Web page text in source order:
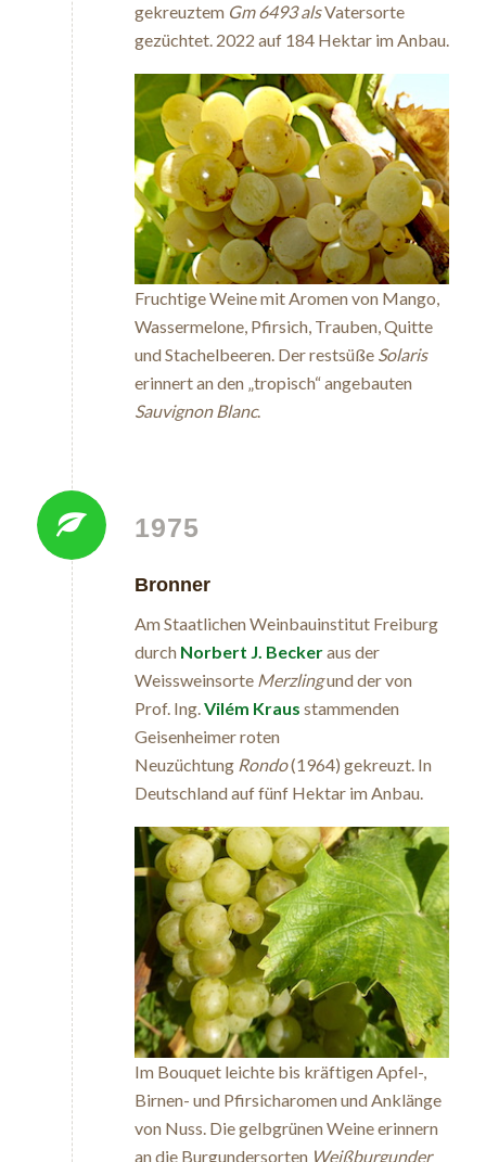
gekreuztem Gm 6493 alsVatersorte
gezüchtet. 2022 auf 184 Hektar im Anbau.
Fruchtige Weine mit Aromen von Mango,
Wassermelone, Pfirsich, Trauben, Quitte
und Stachelbeeren. Der restsüße Solaris
erinnert an den „tropisch“ angebauten
Sauvignon Blanc.
1975
Bronner
Am Staatlichen Weinbauinstitut Freiburg
durch Norbert J. Beckeraus der
Weissweinsorte Merzlingund der von
Prof. Ing.Vilém Kraus stammenden
Geisenheimer roten
Neuzüchtung Rondo(1964) gekreuzt. In
Deutschland auf fünf Hektar im Anbau.
Im Bouquet leichte bis kräftigen Apfel-,
Birnen- und Pfirsicharomen und Anklänge
von Nuss. Die gelbgrünen Weine erinnern
an die Burgundersorten Weißburgunder